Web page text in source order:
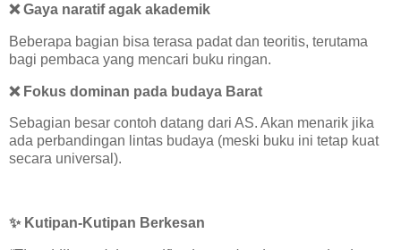
❌Gaya naratif agak akademik
Beberapa bagian bisa terasa padat dan teoritis, terutama
bagi pembaca yang mencari buku ringan.
❌Fokus dominan pada budaya Barat
Sebagian besar contoh datang dari AS. Akan menarik jika
ada perbandingan lintas budaya (meski buku ini tetap kuat
secara universal).
✨Kutipan-Kutipan Berkesan